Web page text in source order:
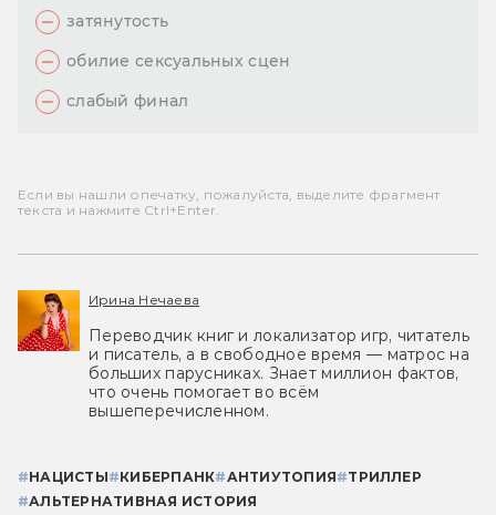
затянутость
обилие сексуальных сцен
слабый финал
Если вы нашли опечатку, пожалуйста, выделите фрагмент
текста и нажмите Ctrl+Enter.
Ирина Нечаева
Переводчик книг и локализатор игр, читатель
и писатель, а в свободное время — матрос на
больших парусниках. Знает миллион фактов,
что очень помогает во всём
вышеперечисленном.
#НАЦИСТЫ#КИБЕРПАНК#АНТИУТОПИЯ#ТРИЛЛЕР
#АЛЬТЕРНАТИВНАЯ ИСТОРИЯ